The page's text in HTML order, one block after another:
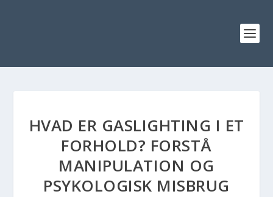
HVAD ER GASLIGHTING I ET
FORHOLD? FORSTÅ
MANIPULATION OG
PSYKOLOGISK MISBRUG